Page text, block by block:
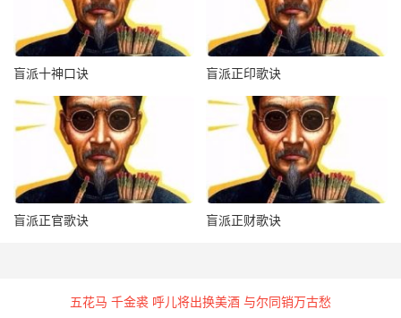
3、日精月华：
卯人秋生得酉。
4、雷庭得门：
卯人春夏生得戊子、己丑，戊子己丑人春夏生得卯。
5、一声平地：
乙卯人三四月生得辛未、戊申、己亥。
冬生而卯酉全，或冬生而寅卯辰在日时，或冬生见丙午丁
盲派十神口诀 盲派正印歌诀
盲派正官歌诀 盲派正财歌诀
五花马 千金裘 呼儿将出换美酒 与尔同销万古愁